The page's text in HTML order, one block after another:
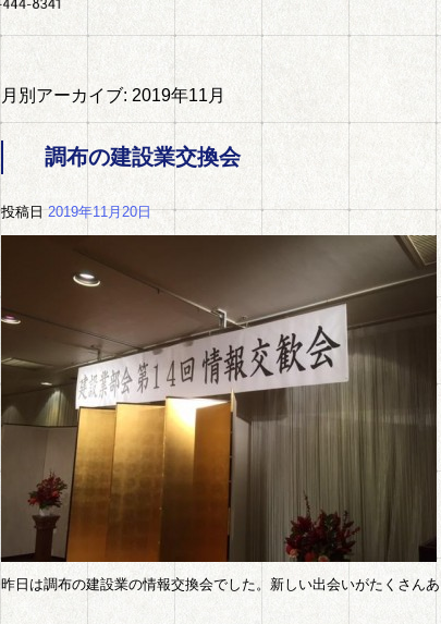
月別アーカイブ: 2019年11月
調布の建設業交換会
投稿日 2019年11月20日
昨日は調布の建設業の情報交換会でした。新しい出会いがたくさん